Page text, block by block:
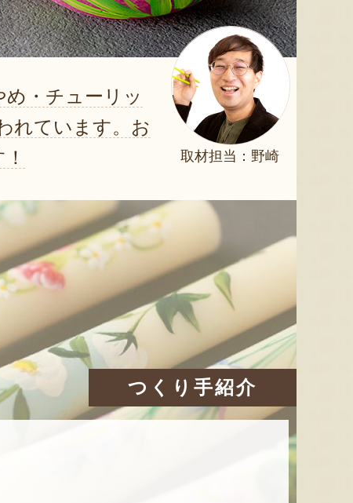
取材担当：野崎
・チューリッ
れています。お
つくり手紹介